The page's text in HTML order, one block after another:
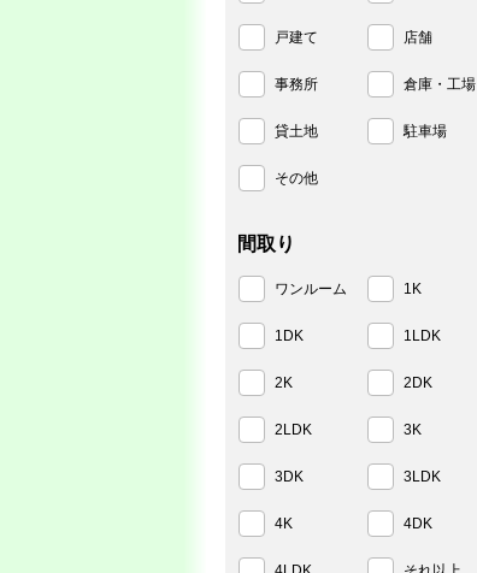
戸建て 店舗
事務所 倉庫・工場
貸土地 駐車場
その他
間取り
ワンルーム 1K
1DK 1LDK
2K 2DK
2LDK 3K
3DK 3LDK
4K 4DK